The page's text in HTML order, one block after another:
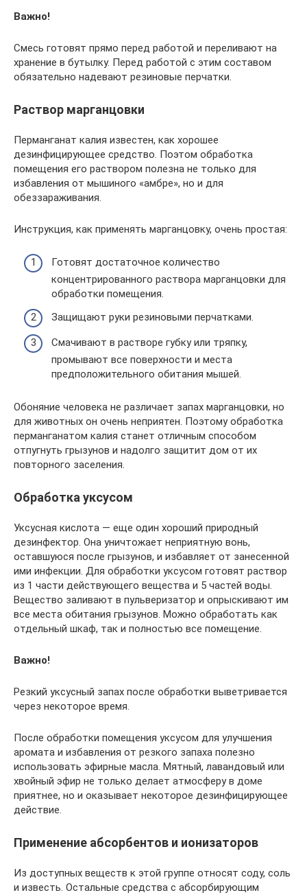
Важно!
Смесь готовят прямо перед работой и переливают на
хранение в бутылку. Перед работой с этим составом
обязательно надевают резиновые перчатки.
Раствор марганцовки
Перманганат калия известен, как хорошее
дезинфицирующее средство. Поэтом обработка
помещения его раствором полезна не только для
избавления от мышиного «амбре», но и для
обеззараживания.
Инструкция, как применять марганцовку, очень простая:
Готовят достаточное количество
концентрированного раствора марганцовки для
обработки помещения.
Защищают руки резиновыми перчатками.
Смачивают в растворе губку или тряпку,
промывают все поверхности и места
предположительного обитания мышей.
Обоняние человека не различает запах марганцовки, но
для животных он очень неприятен. Поэтому обработка
перманганатом калия станет отличным способом
отпугнуть грызунов и надолго защитит дом от их
повторного заселения.
Обработка уксусом
Уксусная кислота — еще один хороший природный
дезинфектор. Она уничтожает неприятную вонь,
оставшуюся после грызунов, и избавляет от занесенной
ими инфекции. Для обработки уксусом готовят раствор
из 1 части действующего вещества и 5 частей воды.
Вещество заливают в пульверизатор и опрыскивают им
все места обитания грызунов. Можно обработать как
отдельный шкаф, так и полностью все помещение.
Важно!
Резкий уксусный запах после обработки выветривается
через некоторое время.
После обработки помещения уксусом для улучшения
аромата и избавления от резкого запаха полезно
использовать эфирные масла. Мятный, лавандовый или
хвойный эфир не только делает атмосферу в доме
приятнее, но и оказывает некоторое дезинфицирующее
действие.
Применение абсорбентов и ионизаторов
Из доступных веществ к этой группе относят соду, соль
и известь. Остальные средства с абсорбирующим